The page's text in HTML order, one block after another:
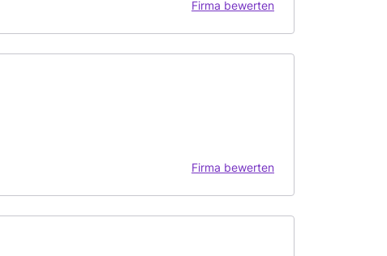
Firma bewerten
Firma bewerten